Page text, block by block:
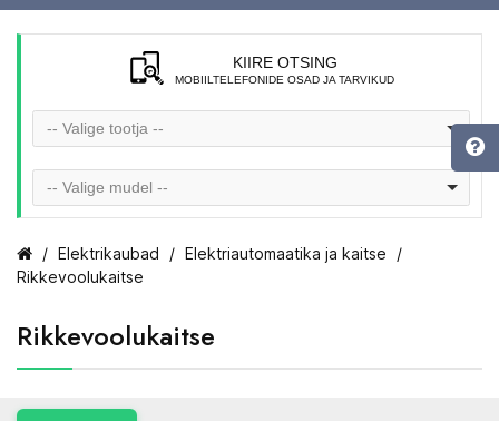
KIIRE OTSING
MOBIILTELEFONIDE OSAD JA TARVIKUD
-- Valige tootja --
-- Valige mudel --
Elektrikaubad
Elektriautomaatika ja kaitse
Rikkevoolukaitse
Rikkevoolukaitse